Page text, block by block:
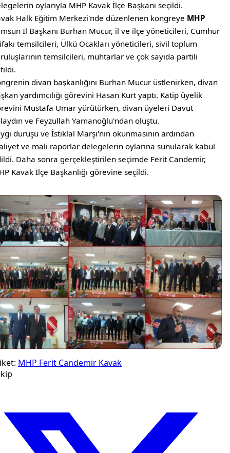
oylarıyla MHP Kavak İlçe Başkanı seçildi.
Halk Eğitim Merkezi'nde düzenlenen kongreye MHP
İl Başkanı Burhan Mucur, il ve ilçe yöneticileri, Cumhur
temsilcileri, Ülkü Ocakları yöneticileri, sivil toplum
temsilcileri, muhtarlar ve çok sayıda partili
divan başkanlığını Burhan Mucur üstlenirken, divan
yardımcılığı görevini Hasan Kurt yaptı. Katip üyelik
Mustafa Umar yürütürken, divan üyeleri Davut
ve Feyzullah Yamanoğlu'ndan oluştu.
duruşu ve İstiklal Marşı'nın okunmasının ardından
ve mali raporlar delegelerin oylarına sunularak kabul
Daha sonra gerçekleştirilen seçimde Ferit Candemir,
Kavak İlçe Başkanlığı görevine seçildi.
MHP Ferit Candemir Kavak